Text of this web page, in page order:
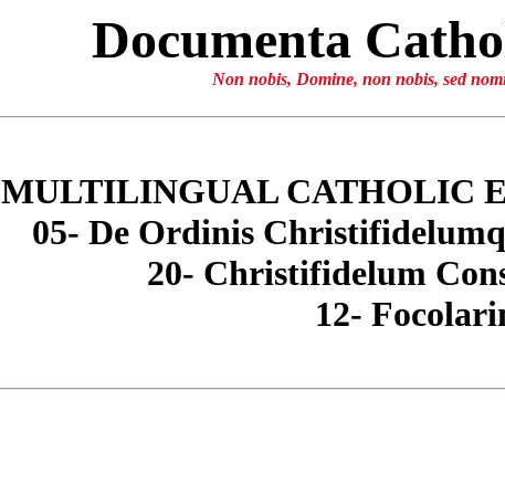
Documenta
Non nobis, Domine, non nobis, sed
MULTILINGUAL CATHOLIC
05- De Ordinis
20- Christifidelum
12-